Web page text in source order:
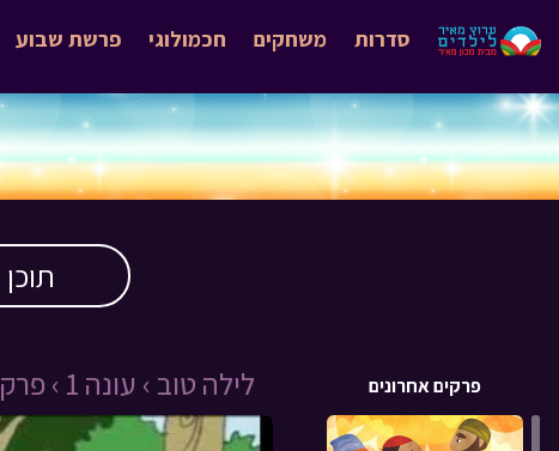
פרשת שבוע חכמולוגי משחקים סדרות
לילה טוב › עונה 1 › פרק 1 › פרקים אחרונים